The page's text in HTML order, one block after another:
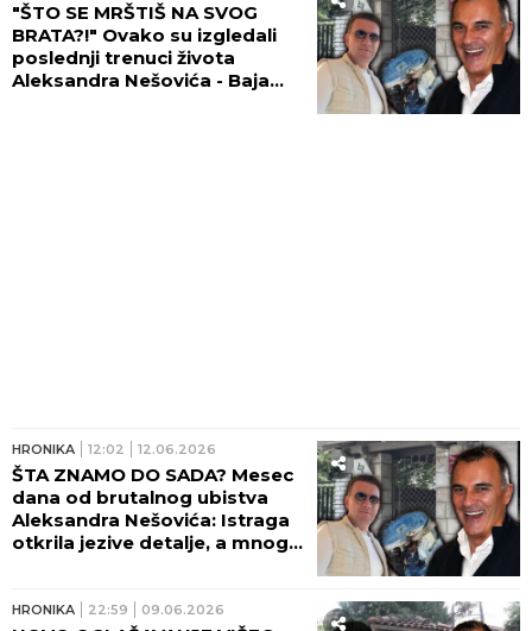
"ŠTO SE MRŠTIŠ NA SVOG
BRATA?!" Ovako su izgledali
poslednji trenuci života
Aleksandra Nešovića - Baja
HRONIKA 12:02 12.06.2026
ŠTA ZNAMO DO SADA? Mesec
dana od brutalnog ubistva
Aleksandra Nešovića: Istraga
otkrila jezive detalje, a mnoga
HRONIKA 22:59 09.06.2026